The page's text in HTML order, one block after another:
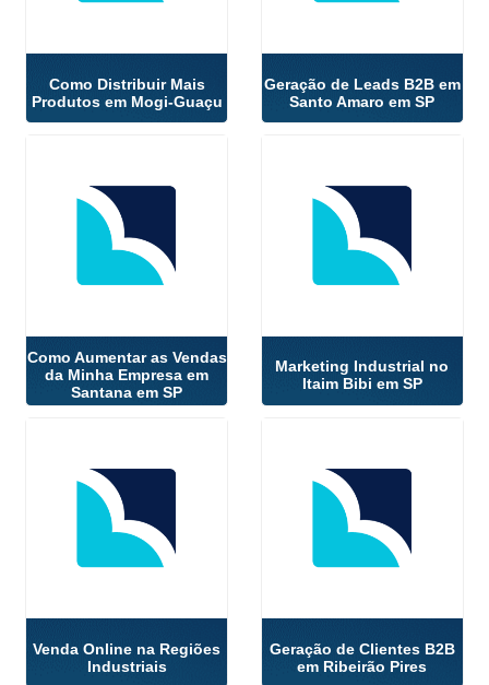
Como Distribuir Mais
Produtos em Mogi-Guaçu
Geração de Leads B2B em
Santo Amaro em SP
Como Aumentar as Vendas
da Minha Empresa em
Santana em SP
Marketing Industrial no
Itaim Bibi em SP
Venda Online na Regiões
Industriais
Geração de Clientes B2B
em Ribeirão Pires